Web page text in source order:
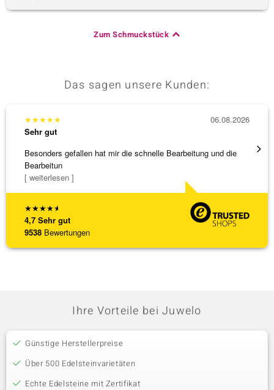
Zum Schmuckstück
Das sagen unsere Kunden:
★★★★★
4,7 Sehr gut
9538 Bewertungen
★★★★★
Sehr gut
Besonders gefallen hat mir die schnelle Bearbeitung und die
Bearbeitun
[ weiterlesen ]
06.08.2026
Top
Ihre Vorteile bei Juwelo
Günstige Herstellerpreise
Über 500 Edelsteinvarietäten
Echte Edelsteine mit Zertifikat